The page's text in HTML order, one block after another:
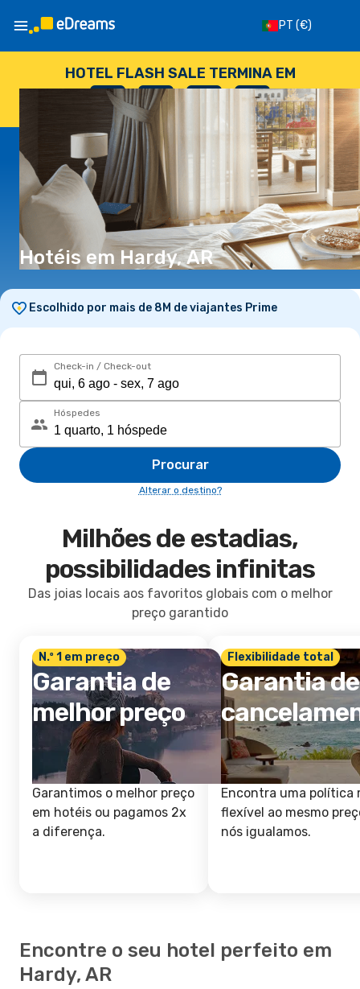
PT (€)
HOTEL FLASH SALE TERMINA EM
--
DIAS
: --
HORAS
: --
SEGUNDOS
Hotéis em Hardy, AR
Escolhido por mais de 8M de viajantes Prime
Check-in / Check-out
Hóspedes
Procurar
Alterar o destino?
Milhões de estadias,
possibilidades infinitas
Das joias locais aos favoritos globais com o melhor
preço garantido
N.º 1 em preço
Garantia de
melhor preço
Garantimos o melhor preço
em hotéis ou pagamos 2x
a diferença.
Flexibilidade total
Garantia de
Encontra uma política
flexível ao mesmo
nós igualamos.
Encontre o seu hotel perfeito em
Hardy, AR